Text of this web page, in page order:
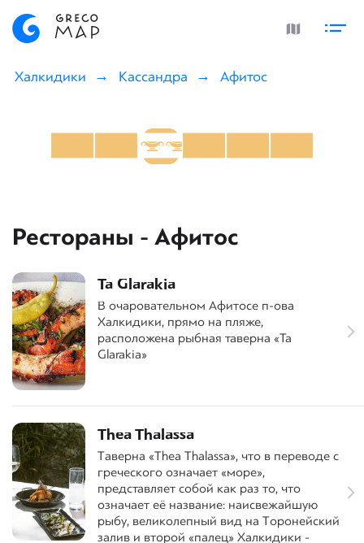
Халкидики Кассандра Афитос
Рестораны - Афитос
Ta Glarakia
В очаровательном Афитосе п-ова
Халкидики, прямо на пляже,
расположена рыбная таверна «Ta
Glarakia»
Thea Thalassa
Таверна «Thea Thalassa», что в переводе с
греческого означает «море»,
представляет собой как раз то, что
означает её название: наисвежайшую
рыбу, великолепный вид на Торонейский
залив и второй «палец» Халкидики -